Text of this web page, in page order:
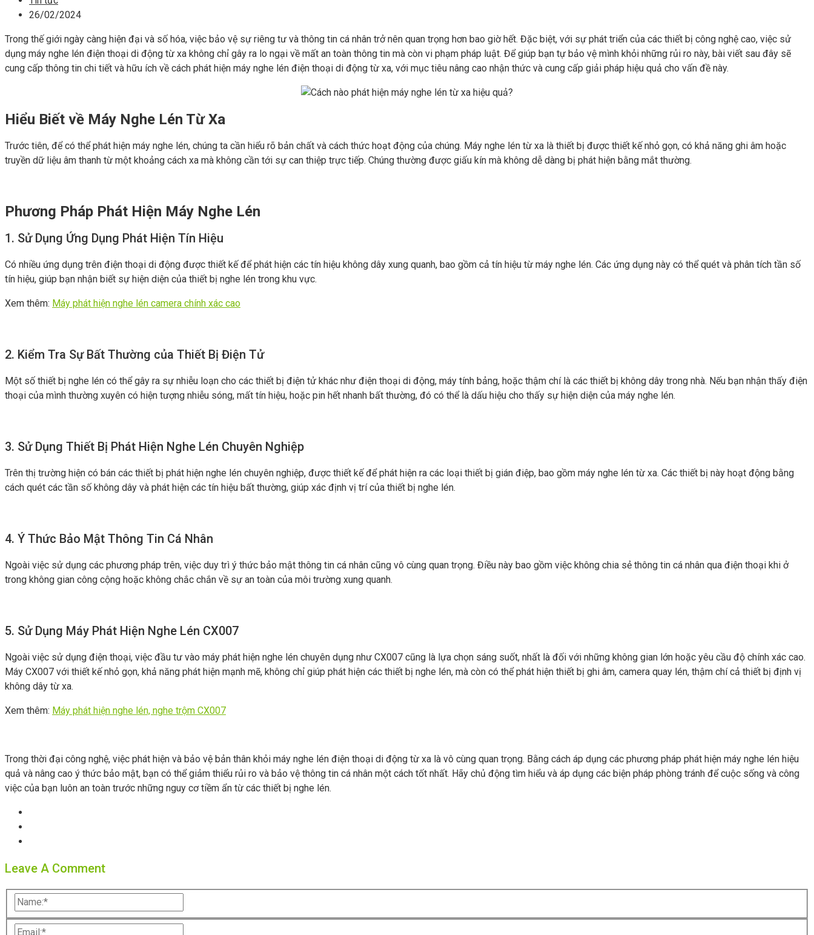
26/02/2024
Trong thế giới ngày càng hiện đại và số hóa, việc bảo vệ sự riêng tư và thông tin cá nhân trở nên quan trọng hơn bao giờ hết. Đặc biệt, với sự phát triển của các thiết bị công nghệ cao, việc sử
dụng máy nghe lén điện thoại di động từ xa không chỉ gây ra lo ngại về mất an toàn thông tin mà còn vi phạm pháp luật. Để giúp bạn tự bảo vệ mình khỏi những rủi ro này, bài viết sau đây sẽ
cung cấp thông tin chi tiết và hữu ích về cách phát hiện máy nghe lén điện thoại di động từ xa, với mục tiêu nâng cao nhận thức và cung cấp giải pháp hiệu quả cho vấn đề này.
Hiểu Biết về Máy Nghe Lén Từ Xa
Trước tiên, để có thể phát hiện máy nghe lén, chúng ta cần hiểu rõ bản chất và cách thức hoạt động của chúng. Máy nghe lén từ xa là thiết bị được thiết kế nhỏ gọn, có khả năng ghi âm hoặc
truyền dữ liệu âm thanh từ một khoảng cách xa mà không cần tới sự can thiệp trực tiếp. Chúng thường được giấu kín mà không dễ dàng bị phát hiện bằng mắt thường.
Phương Pháp Phát Hiện Máy Nghe Lén
1. Sử Dụng Ứng Dụng Phát Hiện Tín Hiệu
Có nhiều ứng dụng trên điện thoại di động được thiết kế để phát hiện các tín hiệu không dây xung quanh, bao gồm cả tín hiệu từ máy nghe lén. Các ứng dụng này có thể quét và phân tích tần số
tín hiệu, giúp bạn nhận biết sự hiện diện của thiết bị nghe lén trong khu vực.
Xem thêm: Máy phát hiện nghe lén camera chính xác cao
2. Kiểm Tra Sự Bất Thường của Thiết Bị Điện Tử
Một số thiết bị nghe lén có thể gây ra sự nhiễu loạn cho các thiết bị điện tử khác như điện thoại di động, máy tính bảng, hoặc thậm chí là các thiết bị không dây trong nhà. Nếu bạn nhận thấy điện
thoại của mình thường xuyên có hiện tượng nhiễu sóng, mất tín hiệu, hoặc pin hết nhanh bất thường, đó có thể là dấu hiệu cho thấy sự hiện diện của máy nghe lén.
3. Sử Dụng Thiết Bị Phát Hiện Nghe Lén Chuyên Nghiệp
Trên thị trường hiện có bán các thiết bị phát hiện nghe lén chuyên nghiệp, được thiết kế để phát hiện ra các loại thiết bị gián điệp, bao gồm máy nghe lén từ xa. Các thiết bị này hoạt động bằng
cách quét các tần số không dây và phát hiện các tín hiệu bất thường, giúp xác định vị trí của thiết bị nghe lén.
4. Ý Thức Bảo Mật Thông Tin Cá Nhân
Ngoài việc sử dụng các phương pháp trên, việc duy trì ý thức bảo mật thông tin cá nhân cũng vô cùng quan trọng. Điều này bao gồm việc không chia sẻ thông tin cá nhân qua điện thoại khi ở
trong không gian công cộng hoặc không chắc chắn về sự an toàn của môi trường xung quanh.
5. Sử Dụng Máy Phát Hiện Nghe Lén CX007
Ngoài việc sử dụng điện thoại, việc đầu tư vào máy phát hiện nghe lén chuyên dụng như CX007 cũng là lựa chọn sáng suốt, nhất là đối với những không gian lớn hoặc yêu cầu độ chính xác cao.
Máy CX007 với thiết kế nhỏ gọn, khả năng phát hiện mạnh mẽ, không chỉ giúp phát hiện các thiết bị nghe lén, mà còn có thể phát hiện thiết bị ghi âm, camera quay lén, thậm chí cả thiết bị định vị
không dây từ xa.
Xem thêm: Máy phát hiện nghe lén, nghe trộm CX007
Trong thời đại công nghệ, việc phát hiện và bảo vệ bản thân khỏi máy nghe lén điện thoại di động từ xa là vô cùng quan trọng. Bằng cách áp dụng các phương pháp phát hiện máy nghe lén hiệu
quả và nâng cao ý thức bảo mật, bạn có thể giảm thiểu rủi ro và bảo vệ thông tin cá nhân một cách tốt nhất. Hãy chủ động tìm hiểu và áp dụng các biện pháp phòng tránh để cuộc sống và công
việc của bạn luôn an toàn trước những nguy cơ tiềm ẩn từ các thiết bị nghe lén.
Leave A Comment